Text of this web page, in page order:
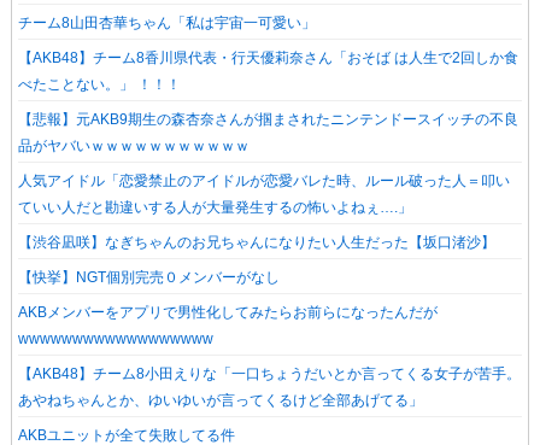
チーム8山田杏華ちゃん「私は宇宙一可愛い」
【AKB48】チーム8香川県代表・行天優莉奈さん「おそば は人生で2回しか食
べたことない。」 ！！！
【悲報】元AKB9期生の森杏奈さんが掴まされたニンテンドースイッチの不良
品がヤバいｗｗｗｗｗｗｗｗｗｗｗ
人気アイドル「恋愛禁止のアイドルが恋愛バレた時、ルール破った人＝叩い
ていい人だと勘違いする人が大量発生するの怖いよねぇ….」
【渋谷凪咲】なぎちゃんのお兄ちゃんになりたい人生だった【坂口渚沙】
【快挙】NGT個別完売０メンバーがなし
AKBメンバーをアプリで男性化してみたらお前らになったんだが
wwwwwwwwwwwwwwwwww
【AKB48】チーム8小田えりな「一口ちょうだいとか言ってくる女子が苦手。
あやねちゃんとか、ゆいゆいが言ってくるけど全部あげてる」
AKBユニットが全て失敗してる件